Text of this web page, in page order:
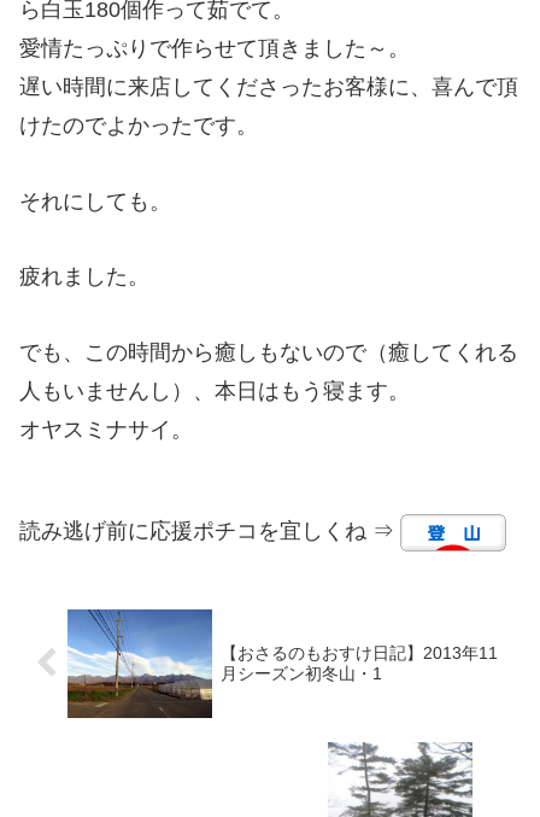
ら白玉180個作って茹でて。
愛情たっぷりで作らせて頂きました～。
遅い時間に来店してくださったお客様に、喜んで頂
けたのでよかったです。
それにしても。
疲れました。
でも、この時間から癒しもないので（癒してくれる
人もいませんし）、本日はもう寝ます。
オヤスミナサイ。
読み逃げ前に応援ポチコを宜しくね ⇒
【おさるのもおすけ日記】2013年11
月シーズン初冬山・1